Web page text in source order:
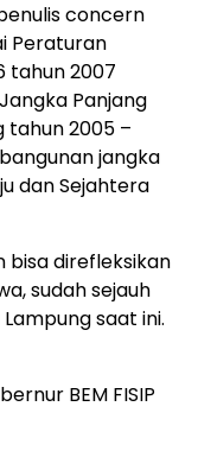
concern
Peraturan
tahun 2007
Panjang
tahun 2005 –
jangka
dan Sejahtera
bisa direfleksikan
sudah sejauh
saat ini.
BEM FISIP